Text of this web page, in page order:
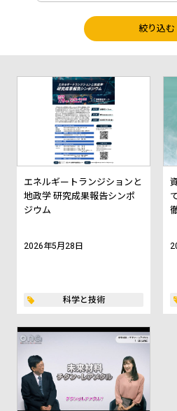
絞り込む
エネルギートランジションと
地政学 研究成果報告シンポ
ジウム
2026年5月28日
科学と技術